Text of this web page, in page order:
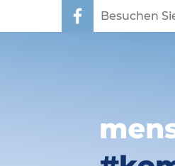
Besuchen